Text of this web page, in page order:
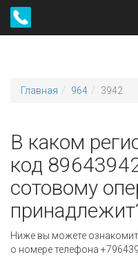
Главная 964 3942
В каком
код
сотовому
Ниже вы можете
о номере телефона